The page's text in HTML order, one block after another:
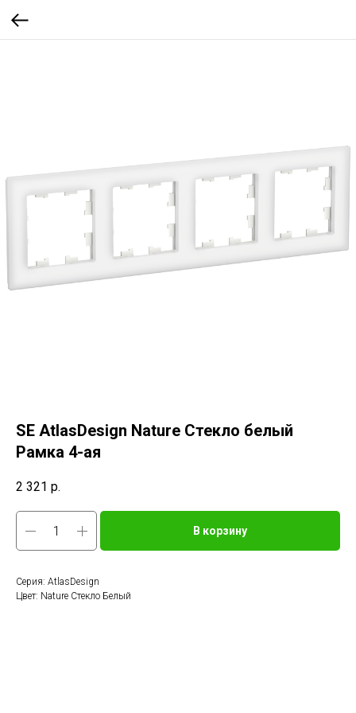
SE AtlasDesign Nature Стекло белый
Рамка 4-ая
2 321 р.
В корзину
Серия: AtlasDesign
Цвет: Nature Стекло Белый